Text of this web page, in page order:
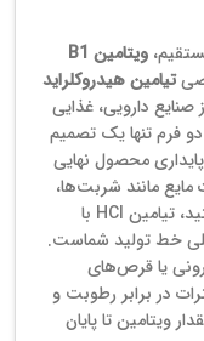
ویتامین B1
تیامین هیدروکلراید
دارویی، غذایی
فرم تنها یک تصمیم
محصول نهایی
مایع مانند شربت‌ها،
قطره‌های خوراکی یا آمپول‌های تزریقی هستید، تیامین HCl با
خط تولید شماست.
یا قرص‌های
در برابر رطوبت و
ویتامین تا پایان